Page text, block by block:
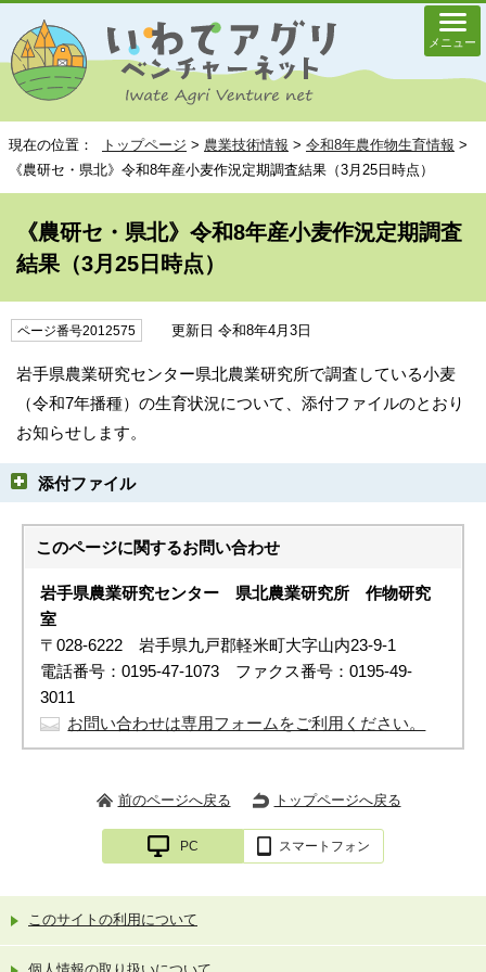
メニュー
現在の位置： トップページ > 農業技術情報 > 令和8年農作物生育情報 >
《農研セ・県北》令和8年産小麦作況定期調査結果（3月25日時点）
《農研セ・県北》令和8年産小麦作況定期調査
結果（3月25日時点）
ページ番号2012575 更新日 令和8年4月3日
岩手県農業研究センター県北農業研究所で調査している小麦
（令和7年播種）の生育状況について、添付ファイルのとおり
お知らせします。
添付ファイル
このページに関するお問い合わせ
岩手県農業研究センター 県北農業研究所 作物研究
室
〒028-6222 岩手県九戸郡軽米町大字山内23-9-1
電話番号：0195-47-1073 ファクス番号：0195-49-
3011
お問い合わせは専用フォームをご利用ください。
前のページへ戻る トップページへ戻る
PC スマートフォン
このサイトの利用について